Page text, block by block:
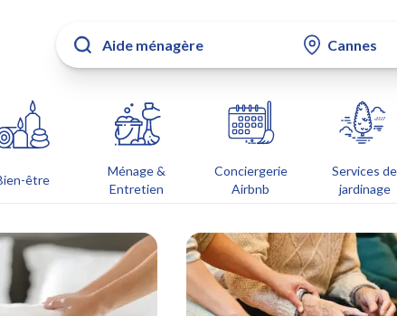
être
Ménage &
Entretien
Conciergerie
Airbnb
Services de
jardinage